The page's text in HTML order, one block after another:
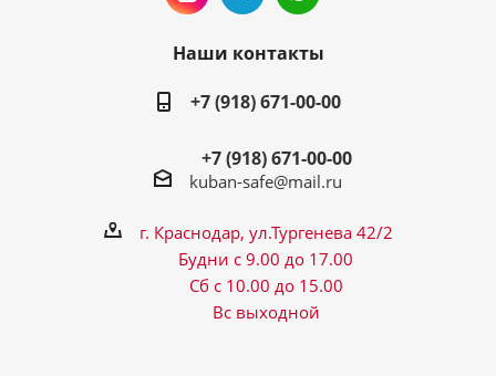
Наши контакты
+7 (918) 671-00-00
+7 (918) 671-00-00
kuban-safe@mail.ru
г. Краснодар, ул.Тургенева 42/2
Будни с 9.00 до 17.00
Сб с 10.00 до 15.00
Вс выходной